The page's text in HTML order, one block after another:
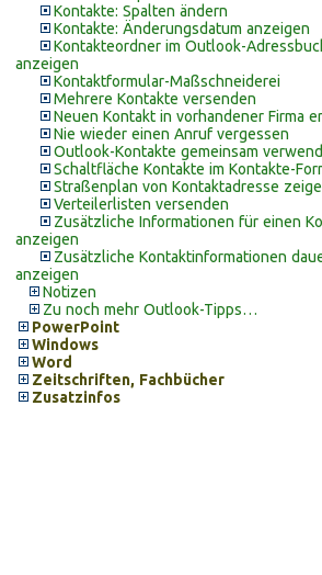
Kontakte: Spalten ändern
Kontakte: Änderungsdatum anzeigen
Kontakteordner im Outlook-
anzeigen
Kontaktformular-Maßschneiderei
Mehrere Kontakte versenden
Neuen Kontakt in vorhandener Firma
Nie wieder einen Anruf vergessen
Outlook-Kontakte gemeinsam
Schaltfläche Kontakte im Kontakte-
Straßenplan von Kontaktadresse
Verteilerlisten versenden
Zusätzliche Informationen für einen
anzeigen
Zusätzliche Kontaktinformationen
anzeigen
Notizen
Zu noch mehr Outlook-Tipps…
PowerPoint
Windows
Word
Zeitschriften, Fachbücher
Zusatzinfos